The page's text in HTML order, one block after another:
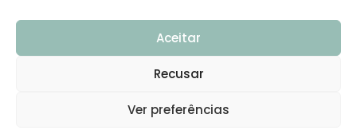
Aceitar
Recusar
Ver preferências
Precisas de ajuda?